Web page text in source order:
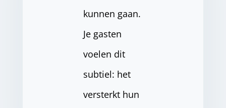
kunnen gaan.
Je gasten
voelen dit
subtiel: het
versterkt hun